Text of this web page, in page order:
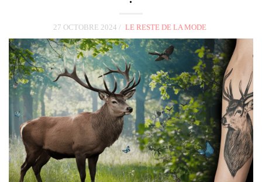
27 OCTOBRE 2024 LE RESTE DE LA MODE